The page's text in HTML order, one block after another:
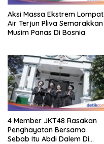
Aksi Massa Ekstrem Lompat
Air Terjun Pliva Semarakkan
Musim Panas Di Bosnia
4 Member JKT48 Rasakan
Penghayatan Bersama
Sebab Itu Abdi Dalem Di